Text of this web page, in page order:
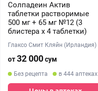
Солпадеин Актив
таблетки растворимые
500 мг + 65 мг №12 (3
блистера х 4 таблетки)
Глаксо Смит Кляйн (Ирландия)
от32 000сум
Без рецепта в 444 аптеках